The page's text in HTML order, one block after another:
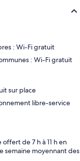
: Wi-Fi gratuit
: Wi-Fi gratuit
sur place
libre-service
de 7 h à 11 h en
semaine moyennant des